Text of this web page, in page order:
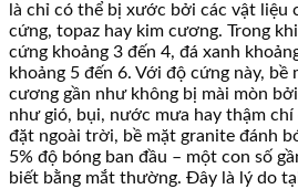
là chỉ có thể bị xước bởi các vật liệu
cứng, topaz hay kim cương. Trong
cứng khoảng 3 đến 4, đá xanh
khoảng 5 đến 6. Với độ cứng này, bề
cương gần như không bị mài mòn
như gió, bụi, nước mưa hay thậm chí
đặt ngoài trời, bề mặt granite đánh
5% độ bóng ban đầu – một con số
biết bằng mắt thường. Đây là lý do